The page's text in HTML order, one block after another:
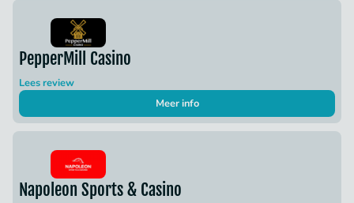
PepperMill Casino
Lees review
Meer info
Napoleon Sports & Casino